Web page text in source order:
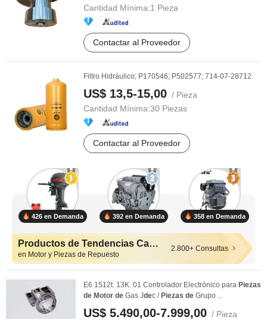
Cantidad Mínima:1 Pieza
Contactar al Proveedor
Filtro Hidráulico; P170546; P502577; 714-07-28712
US$ 13,5-15,00 / Pieza
Cantidad Mínima:30 Piezas
Contactar al Proveedor
426 en Demanda 392 en Demanda 358 en Demanda
Productos de Tendencias Calientes
en Motor y Piezas de Repuesto
2.800+ Consultas
E6 1512t. 13K. 01 Controlador Electrónico para Piezas
de Motor de Gas Jdec / Piezas de Grupo ...
US$ 5.490,00-7.999,00 / Pieza